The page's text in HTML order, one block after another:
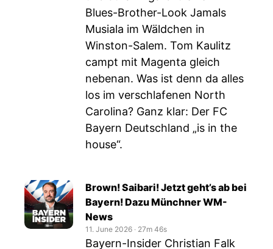
Blues-Brother-Look Jamals
Musiala im Wäldchen in
Winston-Salem. Tom Kaulitz
campt mit Magenta gleich
nebenan. Was ist denn da alles
los im verschlafenen North
Carolina? Ganz klar: Der FC
Bayern Deutschland „is in the
house“.
Brown! Saibari! Jetzt geht’s ab bei
Bayern! Dazu Münchner WM-
News
11. June 2026 ‧ 27m 46s
Bayern-Insider Christian Falk